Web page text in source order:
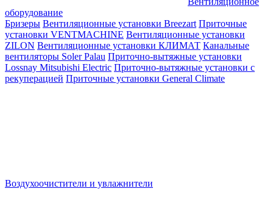
оборудование
Бризеры Вентиляционные установки Breezart Приточные
установки VENTMACHINE Вентиляционные установки
ZILON Вентиляционные установки КЛИМАТ Канальные
вентиляторы Soler Palau Приточно-вытяжные установки
Lossnay Mitsubishi Electric Приточно-вытяжные установки с
рекуперацией Приточные установки General Climate
Воздухоочистители и увлажнители